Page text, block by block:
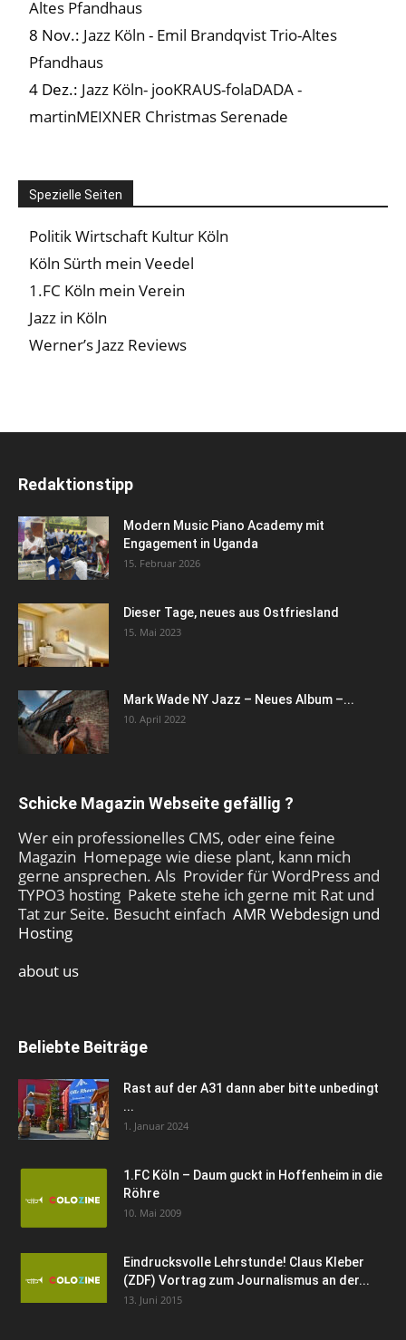
Altes Pfandhaus
8 Nov.: Jazz Köln - Emil Brandqvist Trio-Altes
Pfandhaus
4 Dez.: Jazz Köln- jooKRAUS-folaDADA -
martinMEIXNER Christmas Serenade
Spezielle Seiten
Politik Wirtschaft Kultur Köln
Köln Sürth mein Veedel
1.FC Köln mein Verein
Jazz in Köln
Werner’s Jazz Reviews
Redaktionstipp
Modern Music Piano Academy mit
Engagement in Uganda
15. Februar 2026
Dieser Tage, neues aus Ostfriesland
15. Mai 2023
Mark Wade NY Jazz – Neues Album –...
10. April 2022
Schicke Magazin Webseite gefällig ?
Wer ein professionelles CMS, oder eine feine
Magazin Homepage wie diese plant, kann mich
gerne ansprechen. Als Provider für WordPress and
TYPO3 hosting Pakete stehe ich gerne mit Rat und
Tat zur Seite. Besucht einfach AMR Webdesign und
Hosting
about us
Beliebte Beiträge
Rast auf der A31 dann aber bitte unbedingt
...
1. Januar 2024
1.FC Köln – Daum guckt in Hoffenheim in die
Röhre
10. Mai 2009
Eindrucksvolle Lehrstunde! Claus Kleber
(ZDF) Vortrag zum Journalismus an der...
13. Juni 2015